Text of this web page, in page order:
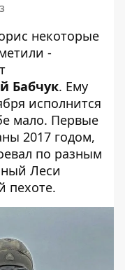
некоторые
-
Бабчук. Ему
исполнится
мало. Первые
2017 годом,
по разным
Леси
пехоте.